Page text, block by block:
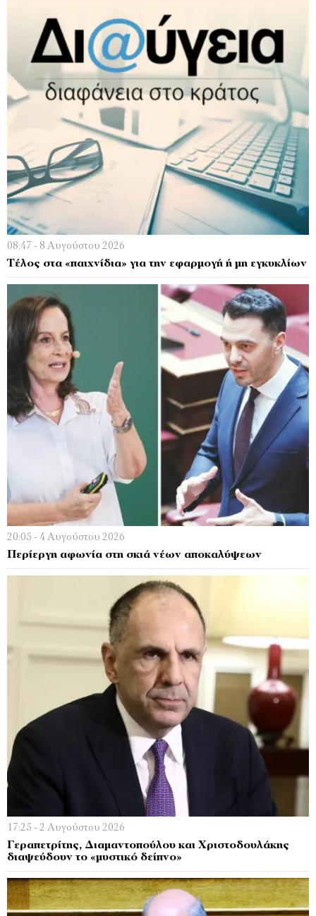
08:47 - 8 Αυγούστου 2026
Τέλος στα «παιχνίδια» για την εφαρμογή ή μη εγκυκλίων
20:05 - 4 Αυγούστου 2026
Περίεργη αφωνία στη σκιά νέων αποκαλύψεων
17:25 - 2 Αυγούστου 2026
Γεραπετρίτης, Διαμαντοπούλου και Χριστοδουλάκης
διαψεύδουν το «μυστικό δείπνο»